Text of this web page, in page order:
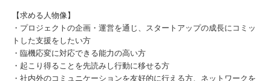
【求める人物像】
・プロジェクトの企画・運営を通じ、スタートアップの成長にコミッ
トした支援をしたい方
・臨機応変に対応できる能力の高い方
・起こり得ることを先読みし行動に移せる方
・社内外のコミュニケーションを友好的に行える方、ネットワークを